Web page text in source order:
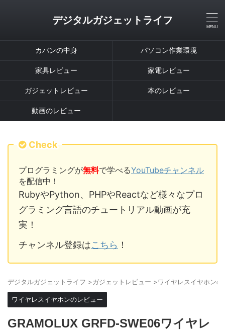
デジタルガジェットライフ
カバンの中身 パソコン作業環境
家具レビュー 家電レビュー
ガジェットレビュー 本のレビュー
動画のレビュー
Check
プログラミングが無料で学べるYouTubeチャンネル
を配信中！
RubyやPython、PHPやReactなど様々なプロ
グラミング言語のチュートリアル動画が充
実！
チャンネル登録はこちら ！
デジタルガジェットライフ >ガジェットレビュー >ワイヤレスイヤホンの
ワイヤレスイヤホンのレビュー
GRAMOLUX GRFD-SWE06ワイヤレ